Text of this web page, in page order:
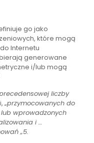
go jako
które mogą
Internetu
generowane
i/lub mogą
liczby
„przymocowanych do
lub wprowadzonych
i …
„5.